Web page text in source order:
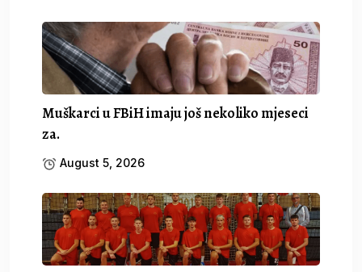
Muškarci u FBiH imaju još nekoliko mjeseci
za.
August 5, 2026